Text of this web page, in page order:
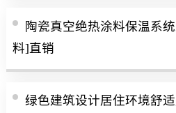
陶瓷真空绝热涂料保温系
料]直销
绿色建筑设计居住环境舒